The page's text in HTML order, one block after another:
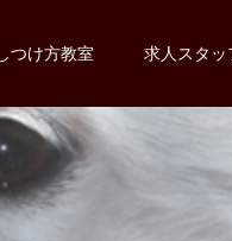
つけ方教室 求人スタッ